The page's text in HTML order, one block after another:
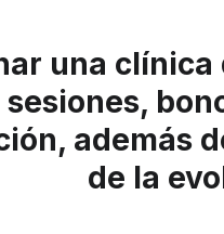
una
además
de la